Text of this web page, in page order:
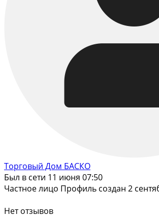
Торговый Дом БАСКО
Был в сети 11 июня 07:50
Частное лицо Профиль создан 2
Нет отзывов